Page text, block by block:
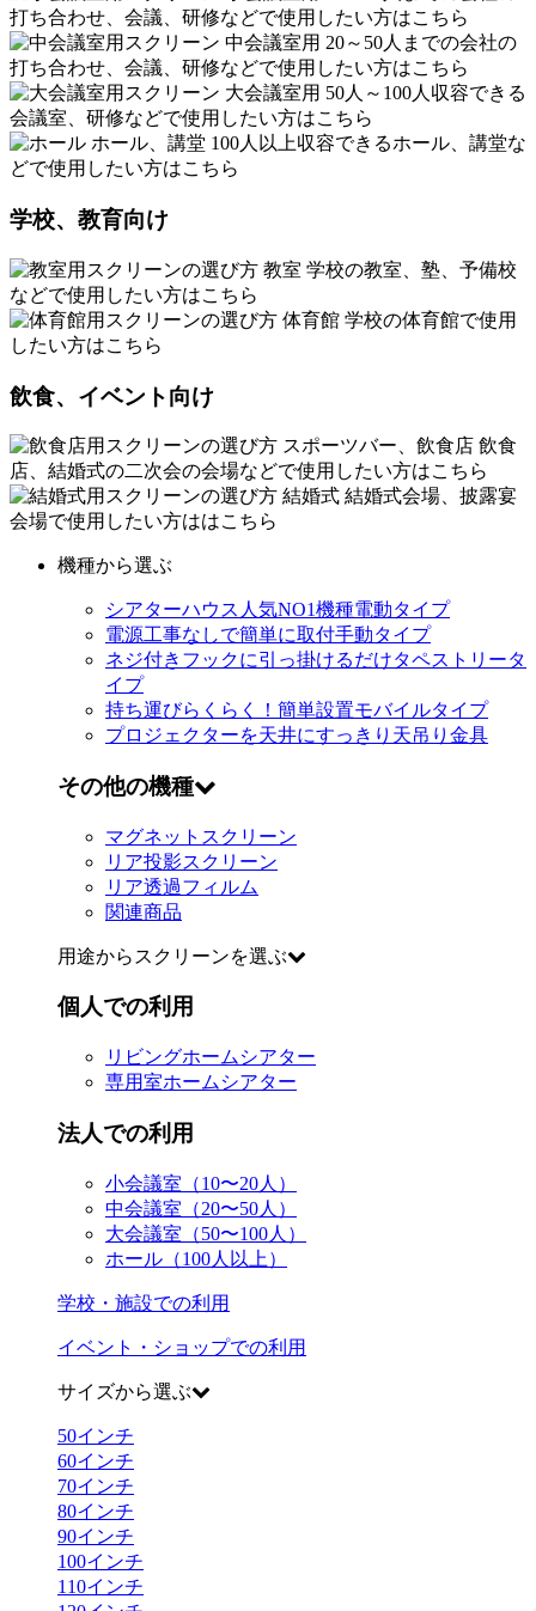
打ち合わせ、会議、研修などで使用したい方はこちら
中会議室用 20～50人までの会社の
打ち合わせ、会議、研修などで使用したい方はこちら
大会議室用 50人～100人収容できる
会議室、研修などで使用したい方はこちら
ホール、講堂 100人以上収容できるホール、講堂な
どで使用したい方はこちら
学校、教育向け
教室 学校の教室、塾、予備校
などで使用したい方はこちら
体育館 学校の体育館で使用
したい方はこちら
飲食、イベント向け
スポーツバー、飲食店 飲食
店、結婚式の二次会の会場などで使用したい方はこちら
結婚式 結婚式会場、披露宴
会場で使用したい方ははこちら
機種から選ぶ
シアターハウス人気NO1機種電動タイプ
電源工事なしで簡単に取付手動タイプ
ネジ付きフックに引っ掛けるだけタペストリータ
イプ
持ち運びらくらく！簡単設置モバイルタイプ
プロジェクターを天井にすっきり 天吊り金具
その他の機種
マグネットスクリーン
リア投影スクリーン
リア透過フィルム
関連商品
用途からスクリーンを選ぶ
個人での利用
リビングホームシアター
専用室ホームシアター
法人での利用
小会議室（10〜20人）
中会議室（20〜50人）
大会議室（50〜100人）
ホール（100人以上）
学校・施設での利用
イベント・ショップでの利用
サイズから選ぶ
50インチ
60インチ
70インチ
80インチ
90インチ
100インチ
110インチ